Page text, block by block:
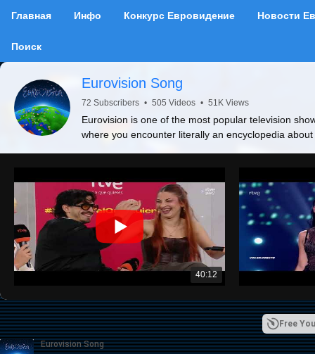
Главная Инфо Конкурс Евровидение Новости
Поиск
Eurovision Song
72 Subscribers • 505 Videos • 51K Views
Eurovision is one of the most popular television
where you encounter literally an encyclopedia
40:12
Free